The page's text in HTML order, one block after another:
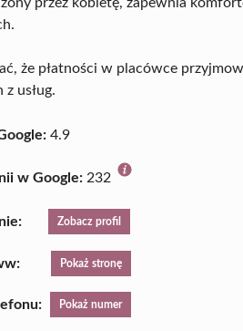
że płatności w placówce
z usług.
4.9
w Google: 232
Zobacz profil
Pokaż stronę
Pokaż numer